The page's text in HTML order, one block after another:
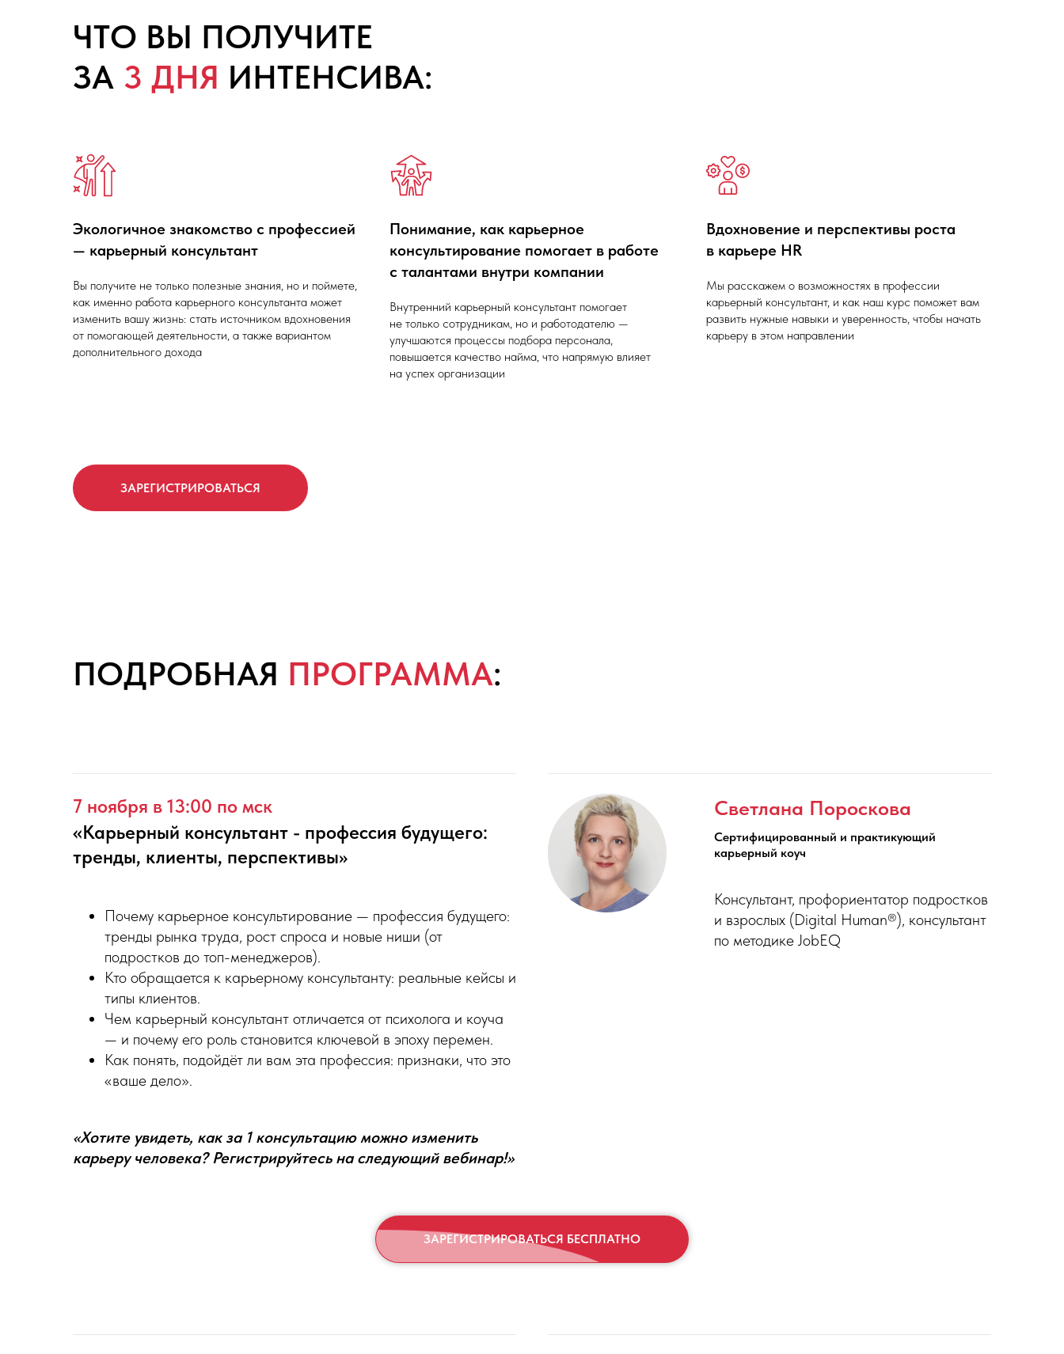
ЧТО ВЫ ПОЛУЧИТЕ
ЗА 3 ДНЯ ИНТЕНСИВА:
Экологичное знакомство с профессией
— карьерный консультант
Вы получите не только полезные знания, но и поймете,
как именно работа карьерного консультанта может
изменить вашу жизнь: стать источником вдохновения
от помогающей деятельности, а также вариантом
дополнительного дохода
Понимание, как карьерное
консультирование помогает в работе
с талантами внутри компании
Внутренний карьерный консультант помогает
не только сотрудникам, но и работодателю —
улучшаются процессы подбора персонала,
повышается качество найма, что напрямую влияет
на успех организации
Вдохновение и перспективы роста
в карьере HR
Мы расскажем о возможностях в профессии
карьерный консультант, и как наш курс поможет вам
развить нужные навыки и уверенность, чтобы начать
карьеру в этом направлении
ЗАРЕГИСТРИРОВАТЬСЯ
ПОДРОБНАЯ ПРОГРАММА:
7 ноября в 13:00 по мск
«Карьерный консультант - профессия будущего:
тренды, клиенты, перспективы»
Почему карьерное консультирование — профессия будущего:
тренды рынка труда, рост спроса и новые ниши (от
подростков до топ-менеджеров).
Кто обращается к карьерному консультанту: реальные кейсы и
типы клиентов.
Чем карьерный консультант отличается от психолога и коуча
— и почему его роль становится ключевой в эпоху перемен.
Как понять, подойдёт ли вам эта профессия: признаки, что это
«ваше дело».
«Хотите увидеть, как за 1 консультацию можно изменить
карьеру человека? Регистрируйтесь на следующий вебинар!»
Светлана Пороскова
Сертифицированный и практикующий
карьерный коуч
Консультант, профориентатор подростков
и взрослых (Digital Human®), консультант
по методике JobEQ
ЗАРЕГИСТРИРОВАТЬСЯ БЕСПЛАТНО